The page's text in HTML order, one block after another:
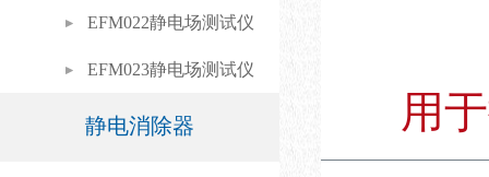
EFM022静电场测试仪
EFM023静电场测试仪
静电消除器 用